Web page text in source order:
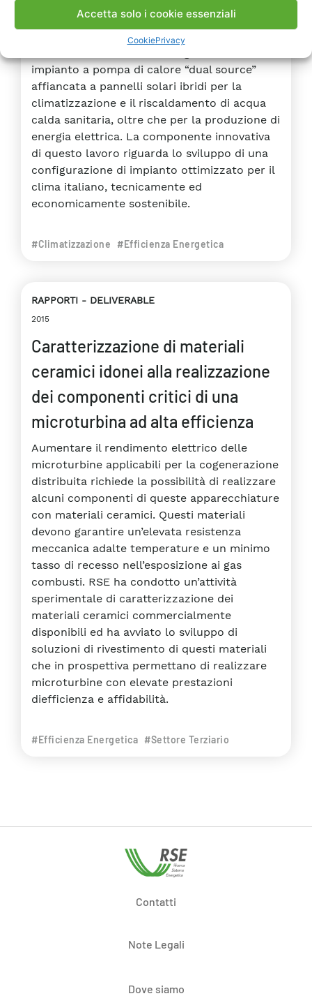
Accetta solo i cookie essenziali
CookiePrivacy
sanitaria e di elettricità.
impianto a pompa di calore “dual source”
affiancata a pannelli solari ibridi per la
climatizzazione e il riscaldamento di acqua
calda sanitaria, oltre che per la produzione di
energia elettrica. La componente innovativa
di questo lavoro riguarda lo sviluppo di una
configurazione di impianto ottimizzato per il
clima italiano, tecnicamente ed
economicamente sostenibile.
#Climatizzazione #Efficienza Energetica
RAPPORTI DELIVERABLE
2015
Caratterizzazione di materiali
ceramici idonei alla realizzazione
dei componenti critici di una
microturbina ad alta efficienza
Aumentare il rendimento elettrico delle
microturbine applicabili per la cogenerazione
distribuita richiede la possibilità di realizzare
alcuni componenti di queste apparecchiature
con materiali ceramici. Questi materiali
devono garantire un’elevata resistenza
meccanica adalte temperature e un minimo
tasso di recesso nell’esposizione ai gas
combusti. RSE ha condotto un’attività
sperimentale di caratterizzazione dei
materiali ceramici commercialmente
disponibili ed ha avviato lo sviluppo di
soluzioni di rivestimento di questi materiali
che in prospettiva permettano di realizzare
microturbine con elevate prestazioni
diefficienza e affidabilità.
#Efficienza Energetica #Settore Terziario
Contatti
Note Legali
Dove siamo